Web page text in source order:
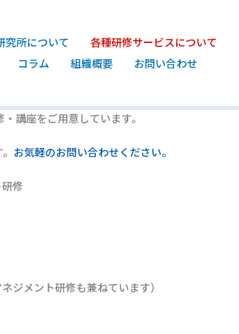
究所について 各種研修サービスについて
コラム 組織概要 お問い合わせ
講座をご用意しています。
お気軽のお問い合わせください。
修
ジメント研修も兼ねています）